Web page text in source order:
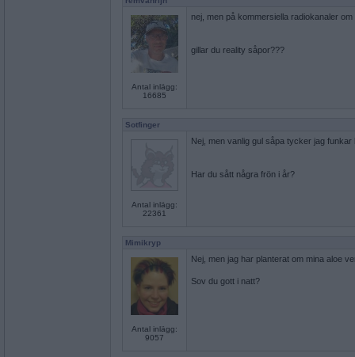
Antal inlägg:
16685
nej, men på kommersiella radiokanaler om
gillar du reality såpor???
Sotfinger
Antal inlägg:
22361
Nej, men vanlig gul såpa tycker jag funkar
Har du sått några frön i år?
Mimikryp
Antal inlägg:
9057
Nej, men jag har planterat om mina aloe
Sov du gott i natt?